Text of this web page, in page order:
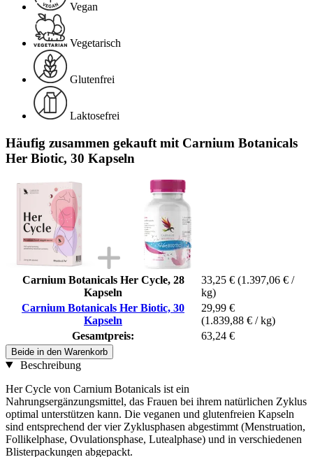
Vegan
Vegetarisch
Glutenfrei
Laktosefrei
Häufig zusammen gekauft mit Carnium Botanicals
Her Biotic, 30 Kapseln
Carnium Botanicals Her Cycle, 28
Kapseln
33,25 € (1.397,06 € /
kg)
Carnium Botanicals Her Biotic, 30
Kapseln
29,99 €
(1.839,88 € / kg)
Gesamtpreis:
63,24 €
Beide in den Warenkorb
Beschreibung
Her Cycle von Carnium Botanicals ist ein
Nahrungsergänzungsmittel, das Frauen bei ihrem natürlichen Zyklus
optimal unterstützen kann. Die veganen und glutenfreien Kapseln
sind entsprechend der vier Zyklusphasen abgestimmt (Menstruation,
Follikelphase, Ovulationsphase, Lutealphase) und in verschiedenen
Blisterpackungen abgepackt.